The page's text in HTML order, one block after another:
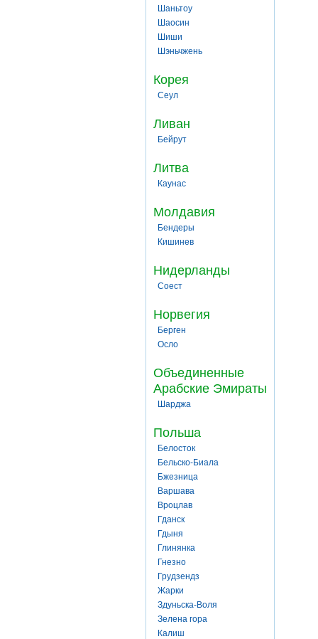
Шаньтоу
Шаосин
Шиши
Шэньчжень
Корея
Сеул
Ливан
Бейрут
Литва
Каунас
Молдавия
Бендеры
Кишинев
Нидерланды
Соест
Норвегия
Берген
Осло
Объединенные
Арабские Эмираты
Шарджа
Польша
Белосток
Бельско-Биала
Бжезница
Варшава
Вроцлав
Гданск
Гдыня
Глинянка
Гнезно
Грудзендз
Жарки
Здуньска-Воля
Зелена гора
Калиш